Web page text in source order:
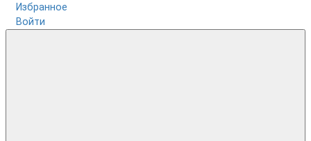
Избранное
Войти